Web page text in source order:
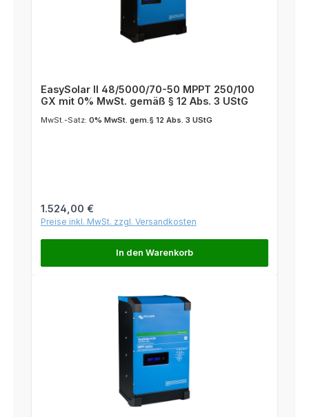
EasySolar II 48/5000/70-50 MPPT 250/100
GX mit 0% MwSt. gemäß § 12 Abs. 3 UStG
MwSt.-Satz: 0% MwSt. gem.§ 12 Abs. 3 UStG
Regulärer Preis:
1.524,00 €
Preise inkl. MwSt. zzgl. Versandkosten
In den Warenkorb